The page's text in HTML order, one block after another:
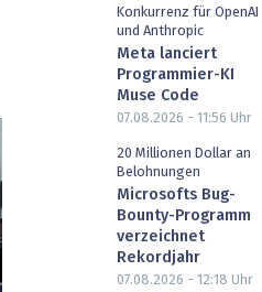
Konkurrenz für OpenAI
und Anthropic
Meta lanciert
Programmier-KI
Muse Code
07.08.2026 - 11:56 Uhr
20 Millionen Dollar an
Belohnungen
Microsofts Bug-
Bounty-Programm
verzeichnet
Rekordjahr
07.08.2026 - 12:18 Uhr